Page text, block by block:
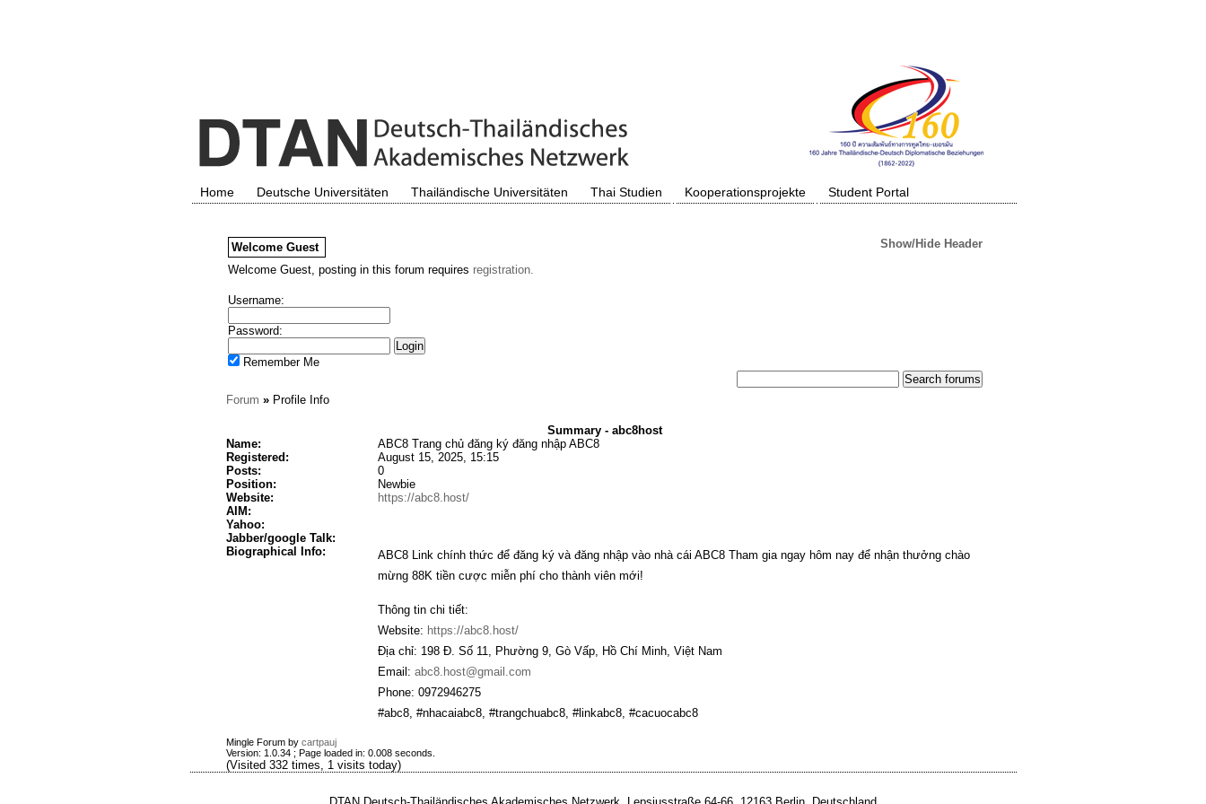
Home Deutsche Universitäten Thailändische Universitäten Thai Studien Kooperationsprojekte Student Portal
Welcome Guest
Show/Hide Header
Welcome Guest, posting in this forum requires registration.
Username:
Password:
Remember Me
Forum »Profile Info
Summary - abc8host
Name:
ABC8 Trang chủ đăng ký đăng nhập ABC8
Registered:
August 15, 2025, 15:15
Posts:
0
Position:
Newbie
Website:
https://abc8.host/
AIM:
Yahoo:
Jabber/google Talk:
Biographical Info:
ABC8 Link chính thức để đăng ký và đăng nhập vào nhà cái ABC8 Tham gia ngay hôm nay để nhận thưởng chào
mừng 88K tiền cược miễn phí cho thành viên mới!
Thông tin chi tiết:
Website: https://abc8.host/
Địa chỉ: 198 Đ. Số 11, Phường 9, Gò Vấp, Hồ Chí Minh, Việt Nam
Email: abc8.host@gmail.com
Phone: 0972946275
#abc8, #nhacaiabc8, #trangchuabc8, #linkabc8, #cacuocabc8
Mingle Forum by cartpauj
Version: 1.0.34 ; Page loaded in: 0.008 seconds.
(Visited 332 times, 1 visits today)